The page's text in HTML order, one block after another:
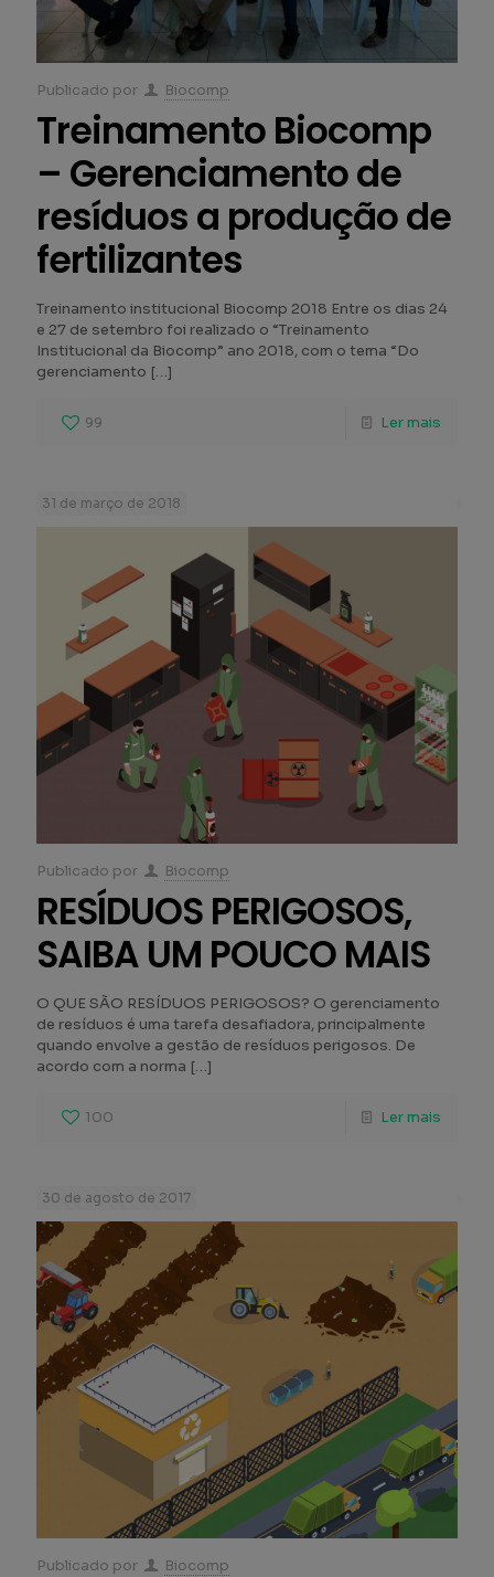
Publicado por Biocomp
Treinamento Biocomp
– Gerenciamento de
resíduos a produção de
fertilizantes
Treinamento institucional Biocomp 2018 Entre os dias 24
e 27 de setembro foi realizado o “Treinamento
Institucional da Biocomp” ano 2018, com o tema “Do
gerenciamento […]
99 Ler mais
31 de março de 2018
Publicado por Biocomp
RESÍDUOS PERIGOSOS,
SAIBA UM POUCO MAIS
O QUE SÃO RESÍDUOS PERIGOSOS? O gerenciamento
de resíduos é uma tarefa desafiadora, principalmente
quando envolve a gestão de resíduos perigosos. De
acordo com a norma […]
100 Ler mais
30 de agosto de 2017
Publicado por Biocomp